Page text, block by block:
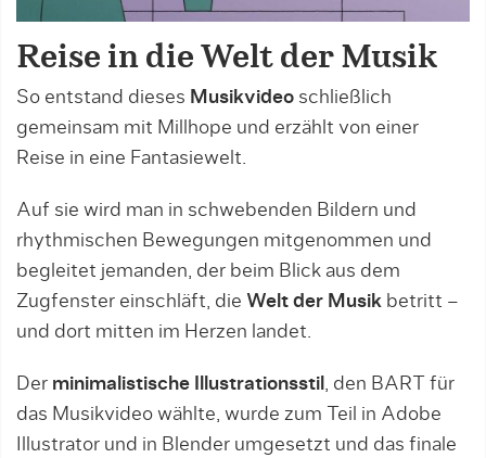
Reise in die Welt der Musik
So entstand dieses Musikvideo schließlich
gemeinsam mit Millhope und erzählt von einer
Reise in eine Fantasiewelt.
Auf sie wird man in schwebenden Bildern und
rhythmischen Bewegungen mitgenommen und
begleitet jemanden, der beim Blick aus dem
Zugfenster einschläft, die Welt der Musik betritt –
und dort mitten im Herzen landet.
Der minimalistische Illustrationsstil , den BART für
das Musikvideo wählte, wurde zum Teil in Adobe
Illustrator und in Blender umgesetzt und das finale